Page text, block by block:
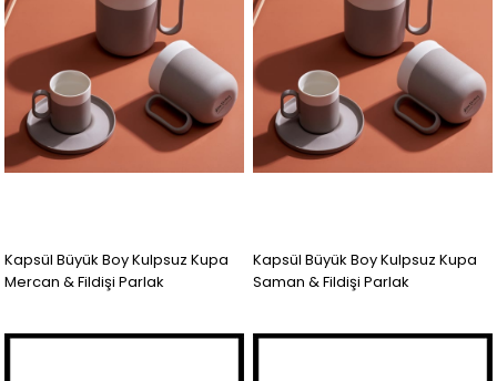
Kapsül Büyük Boy Kulpsuz Kupa
Mercan & Fildişi Parlak
Kapsül Büyük Boy Kulpsuz Kupa
Saman & Fildişi Parlak